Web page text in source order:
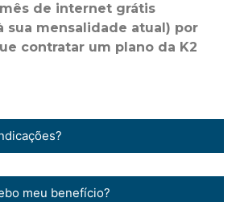
mês de internet grátis
sua mensalidade atual) por
contratar um plano da K2
meu benefício?